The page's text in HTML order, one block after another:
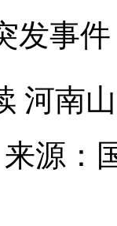
发事件
河南
来源：